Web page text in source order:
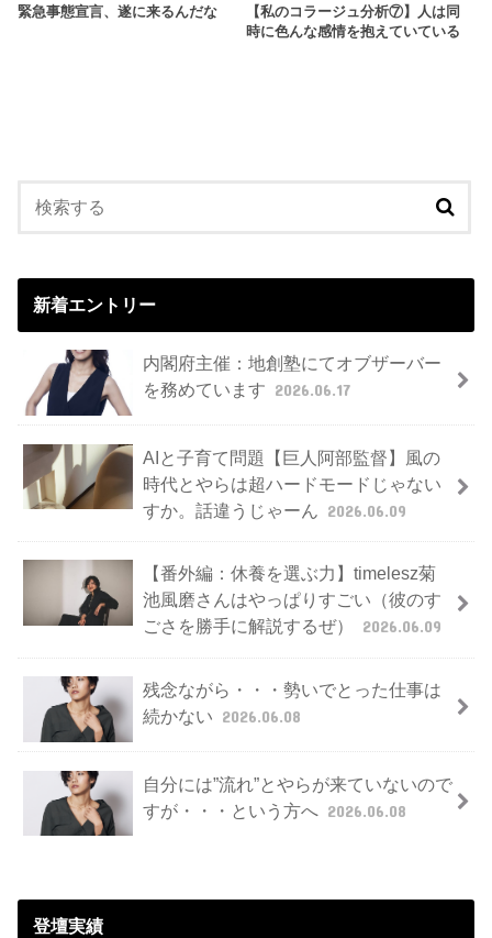
緊急事態宣言、遂に来るんだな
【私のコラージュ分析⑦】人は同
時に色んな感情を抱えていている
新着エントリー
内閣府主催：地創塾にてオブザーバー
を務めています 2026.06.17
AIと子育て問題【巨人阿部監督】風の
時代とやらは超ハードモードじゃない
すか。話違うじゃーん
2026.06.09
【番外編：休養を選ぶ力】timelesz菊
池風磨さんはやっぱりすごい（彼のす
ごさを勝手に解説するぜ）
2026.06.09
残念ながら・・・勢いでとった仕事は
続かない 2026.06.08
自分には”流れ”とやらが来ていないので
すが・・・という方へ 2026.06.08
登壇実績